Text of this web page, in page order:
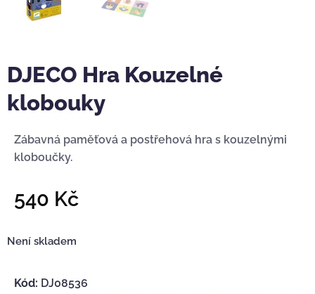
DJECO Hra Kouzelné
klobouky
Zábavná paměťová a postřehová hra s kouzelnými
kloboučky.
540 Kč
Není skladem
Kód: DJ08536